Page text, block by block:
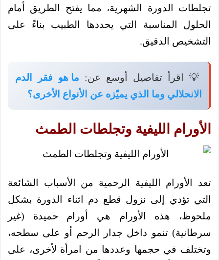
تجلطات الدورة الشهرية، مما يفتح الطريق أمام
الحلول المناسبة التي يحددها الطبيب بناءً على
التشخيص الدقيق.
💡 اقرأ تفاصيل أوسع عن: ما هو فقر الدم
الانحلالي وما الذي يميّزه عن الأنواع الأخرى؟
الأورام الليفية وتجلطات الطمث
تعد الأورام الليفية الرحمية من الأسباب الشائعة
التي تؤدي إلى نزول قطع دم اثناء الدورة بشكل
ملحوظ، هذه الأورام هي أورام حميدة (غير
سرطانية) تنمو داخل جدار الرحم أو على سطحه،
وتختلف في حجمها وعددها من امرأة لأخرى، على